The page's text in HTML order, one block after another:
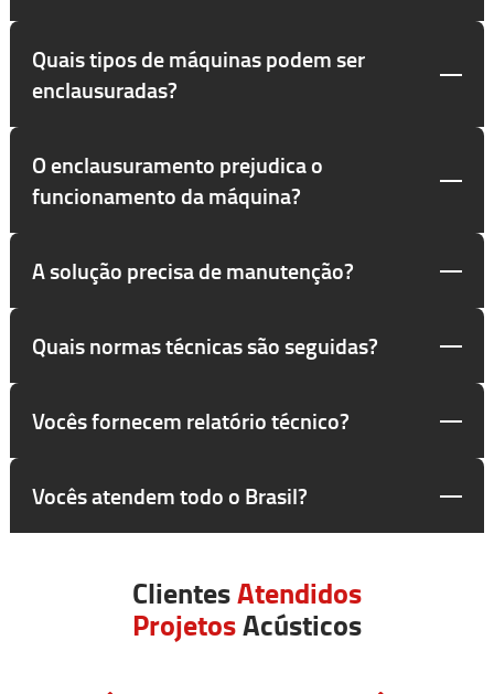
Quais tipos de máquinas podem ser
enclausuradas?
O enclausuramento prejudica o
funcionamento da máquina?
A solução precisa de manutenção?
Quais normas técnicas são seguidas?
Vocês fornecem relatório técnico?
Vocês atendem todo o Brasil?
ClientesAtendidos
ProjetosAcústicos